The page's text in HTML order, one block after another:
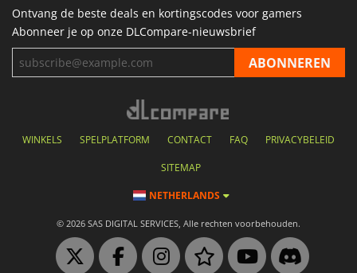
Ontvang de beste deals en kortingscodes voor gamers
Abonneer je op onze DLCompare-nieuwsbrief
WINKELS SPELPLATFORM CONTACT FAQ PRIVACYBELEID
SITEMAP
NETHERLANDS
© 2026 SAS DIGITAL SERVICES, Alle rechten voorbehouden.